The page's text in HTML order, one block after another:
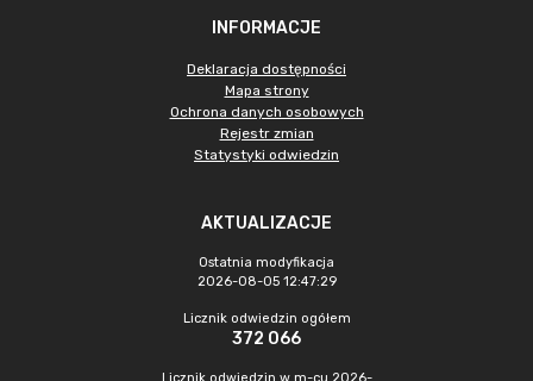
INFORMACJE
Deklaracja dostępności
Mapa strony
Ochrona danych osobowych
Rejestr zmian
Statystyki odwiedzin
AKTUALIZACJE
Ostatnia modyfikacja
2026-08-05 12:47:29
Licznik odwiedzin ogółem
372 066